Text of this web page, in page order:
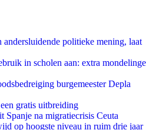
andersluidende politieke mening, laat
in scholen aan: extra mondelinge
burgemeester Depla
gratis uitbreiding
Spanje na migratiecrisis Ceuta
op hoogste niveau in ruim drie jaar